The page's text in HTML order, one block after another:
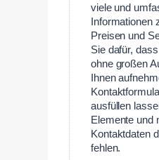
viele und
Informationen
Preisen und
Sie dafür,
ohne großen
Ihnen
ausfüllen
Elemente und
Kontaktdaten
fehlen.